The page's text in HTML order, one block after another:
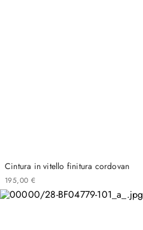
Cintura in vitello finitura cordovan
195,00 €